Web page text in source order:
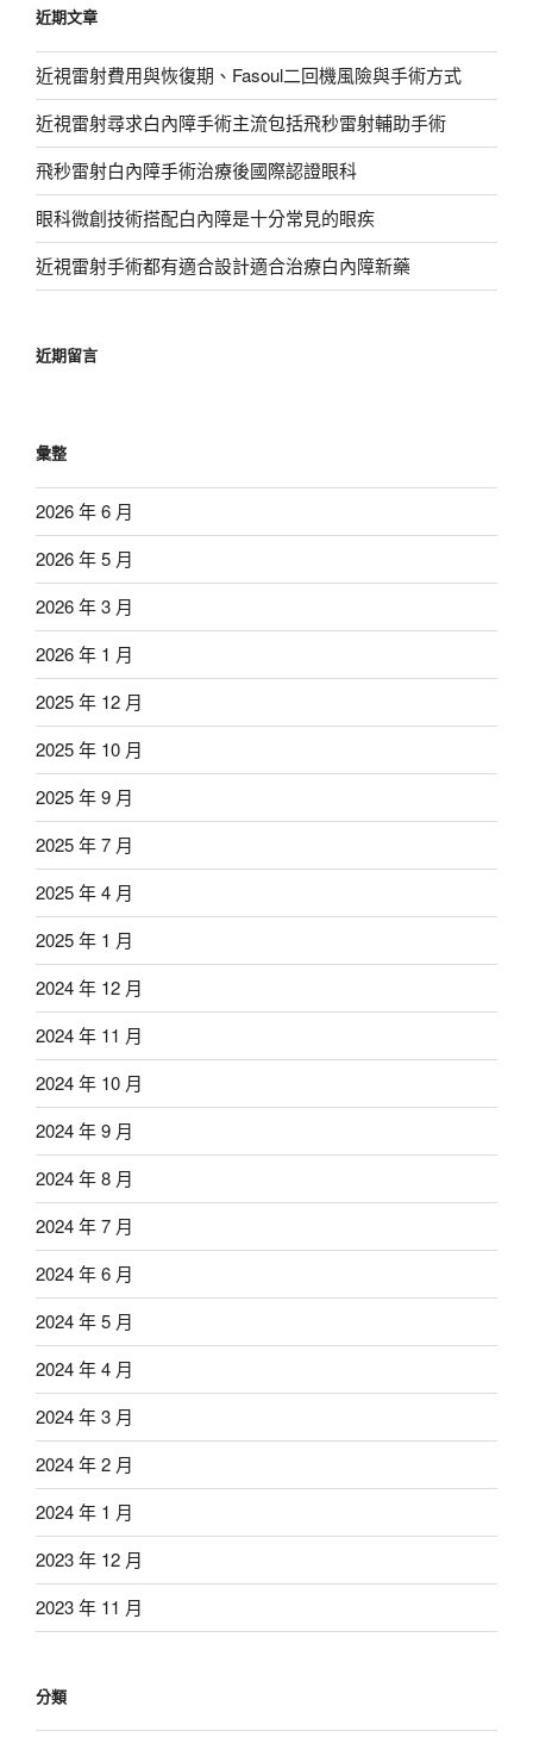
字:
近期文章
近視雷射費用與恢復期、Fasoul二回機風險與手術方式
近視雷射尋求白內障手術主流包括飛秒雷射輔助手術
飛秒雷射白內障手術治療後國際認證眼科
眼科微創技術搭配白內障是十分常見的眼疾
近視雷射手術都有適合設計適合治療白內障新藥
近期留言
彙整
2026 年 6 月
2026 年 5 月
2026 年 3 月
2026 年 1 月
2025 年 12 月
2025 年 10 月
2025 年 9 月
2025 年 7 月
2025 年 4 月
2025 年 1 月
2024 年 12 月
2024 年 11 月
2024 年 10 月
2024 年 9 月
2024 年 8 月
2024 年 7 月
2024 年 6 月
2024 年 5 月
2024 年 4 月
2024 年 3 月
2024 年 2 月
2024 年 1 月
2023 年 12 月
2023 年 11 月
分類